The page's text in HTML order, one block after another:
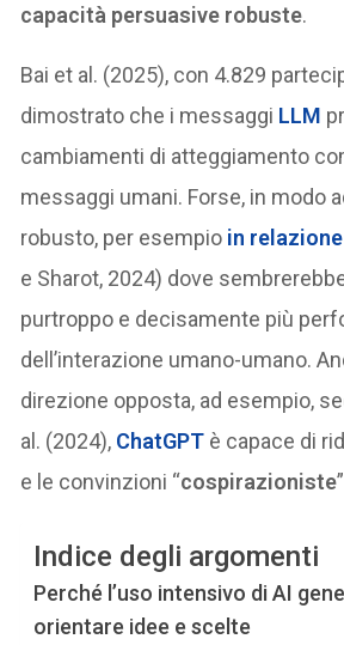
capacità persuasive robuste.
Bai et al. (2025), con 4.829
dimostrato che i messaggi LLM
cambiamenti di atteggiamento
messaggi umani. Forse, in modo
robusto, per esempio in
e Sharot, 2024) dove
purtroppo e decisamente più
dell’interazione umano-umano.
direzione opposta, ad esempio,
al. (2024), ChatGPT è capace di
e le convinzioni “cospirazioniste
Indice degli argomenti
Perché l’uso intensivo di AI
orientare idee e scelte